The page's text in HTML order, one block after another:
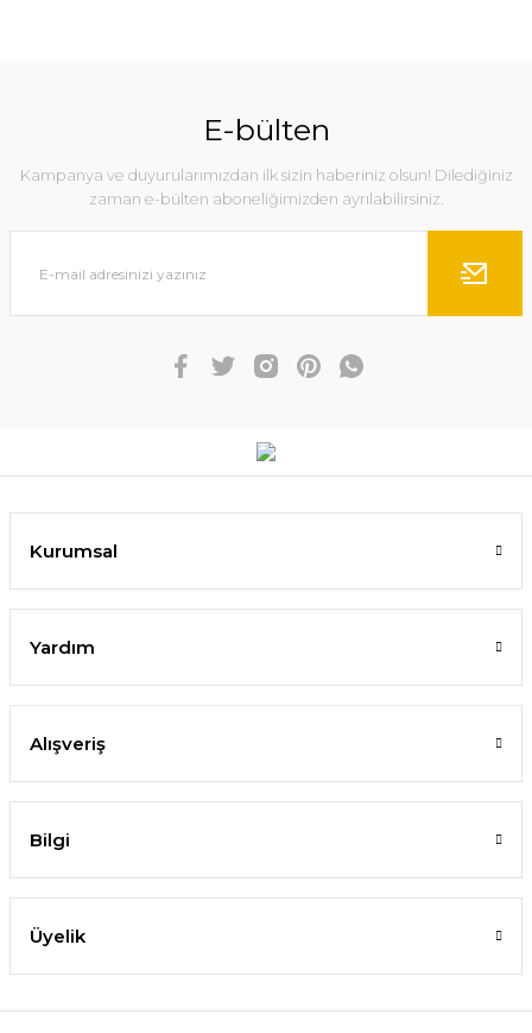
E-bülten
Kampanya ve duyurularımızdan ilk sizin haberiniz olsun! Dilediğiniz
zaman e-bülten aboneliğimizden ayrılabilirsiniz.
Kurumsal
Yardım
Alışveriş
Bilgi
Üyelik